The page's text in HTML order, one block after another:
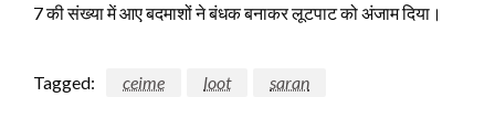
7 की संख्या में आए बदमाशों ने बंधक बनाकर लूटपाट को अंजाम दिया।
Tagged: ceime loot saran